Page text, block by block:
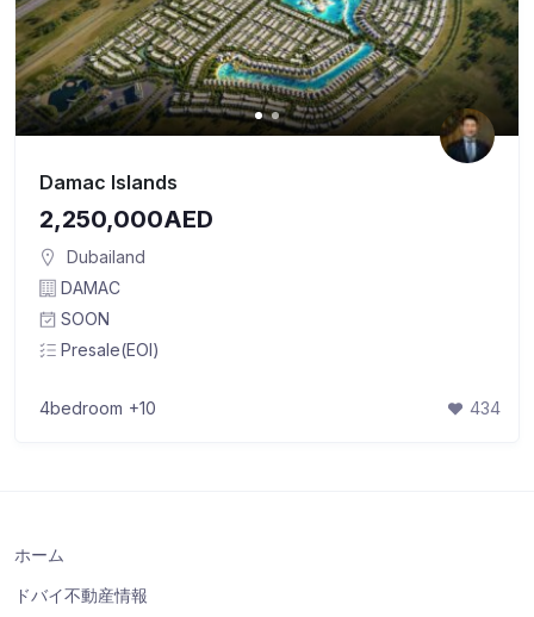
Damac Islands
2,250,000AED
Dubailand
DAMAC
SOON
Presale(EOI)
4bedroom +10 434
ホーム
ドバイ不動産情報